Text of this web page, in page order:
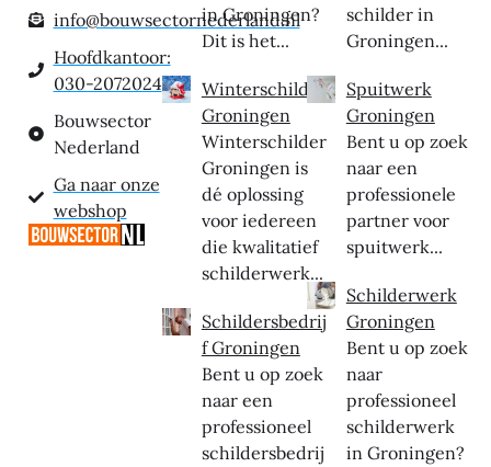
info@bouwsectornederland.nl
Hoofdkantoor:
030-2072024
Bouwsector
Nederland
Ga naar onze
webshop
in Groningen?
Dit is het...
Winterschilder
Groningen
Winterschilder
Groningen is
dé oplossing
voor iedereen
die kwalitatief
schilderwerk...
Schildersbedrij
f Groningen
Bent u op zoek
naar een
professioneel
schildersbedrij
schilder in
Groningen...
Spuitwerk
Groningen
Bent u op zoek
naar een
professionele
partner voor
spuitwerk...
Schilderwerk
Groningen
Bent u op zoek
naar
professioneel
schilderwerk
in Groningen?